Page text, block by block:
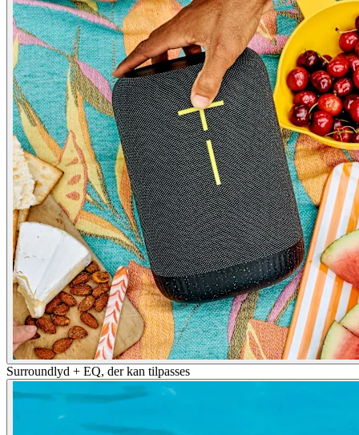
Surroundlyd + EQ, der kan tilpasses